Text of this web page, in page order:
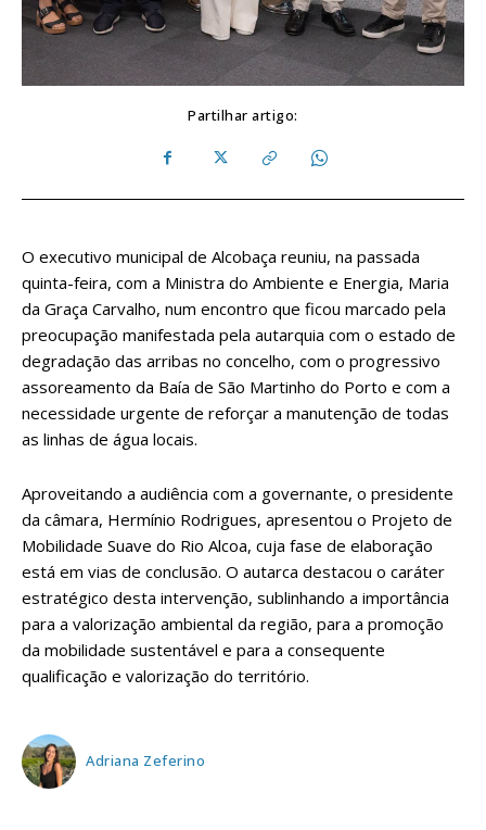
Partilhar artigo:
O executivo municipal de Alcobaça reuniu, na passada
quinta-feira, com a Ministra do Ambiente e Energia, Maria
da Graça Carvalho, num encontro que ficou marcado pela
preocupação manifestada pela autarquia com o estado de
degradação das arribas no concelho, com o progressivo
assoreamento da Baía de São Martinho do Porto e com a
necessidade urgente de reforçar a manutenção de todas
as linhas de água locais.
Aproveitando a audiência com a governante, o presidente
da câmara, Hermínio Rodrigues, apresentou o Projeto de
Mobilidade Suave do Rio Alcoa, cuja fase de elaboração
está em vias de conclusão. O autarca destacou o caráter
estratégico desta intervenção, sublinhando a importância
para a valorização ambiental da região, para a promoção
da mobilidade sustentável e para a consequente
qualificação e valorização do território.
Adriana Zeferino